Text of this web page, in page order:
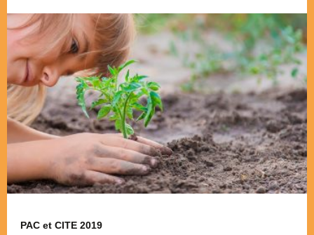
PAC et CITE 2019